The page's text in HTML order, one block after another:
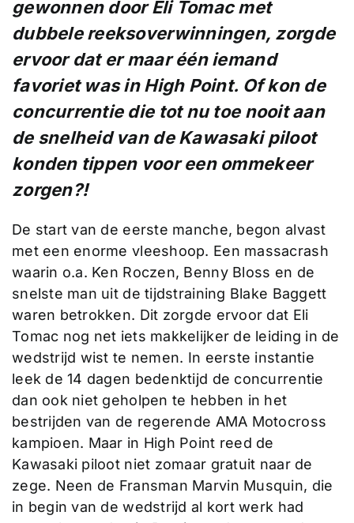
gewonnen door Eli Tomac met
dubbele reeksoverwinningen, zorgde
ervoor dat er maar één iemand
favoriet was in High Point. Of kon de
concurrentie die tot nu toe nooit aan
de snelheid van de Kawasaki piloot
konden tippen voor een ommekeer
zorgen?!
De start van de eerste manche, begon alvast
met een enorme vleeshoop. Een massacrash
waarin o.a. Ken Roczen, Benny Bloss en de
snelste man uit de tijdstraining Blake Baggett
waren betrokken. Dit zorgde ervoor dat Eli
Tomac nog net iets makkelijker de leiding in de
wedstrijd wist te nemen. In eerste instantie
leek de 14 dagen bedenktijd de concurrentie
dan ook niet geholpen te hebben in het
bestrijden van de regerende AMA Motocross
kampioen. Maar in High Point reed de
Kawasaki piloot niet zomaar gratuit naar de
zege. Neen de Fransman Marvin Musquin, die
in begin van de wedstrijd al kort werk had